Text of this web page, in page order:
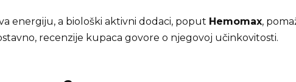
energiju, a biološki aktivni dodaci, poput Hemomax,
recenzije kupaca govore o njegovoj učinkovitosti.